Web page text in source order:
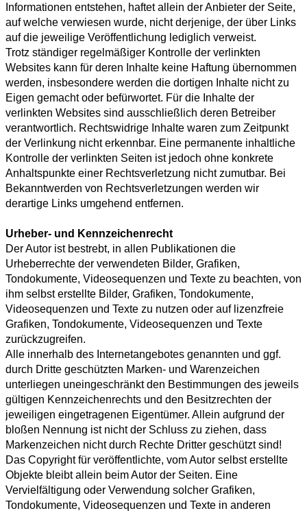
Informationen entstehen, haftet allein der Anbieter der Seite,
auf welche verwiesen wurde, nicht derjenige, der über Links
auf die jeweilige Veröffentlichung lediglich verweist.
Trotz ständiger regelmäßiger Kontrolle der verlinkten
Websites kann für deren Inhalte keine Haftung übernommen
werden, insbesondere werden die dortigen Inhalte nicht zu
Eigen gemacht oder befürwortet. Für die Inhalte der
verlinkten Websites sind ausschließlich deren Betreiber
verantwortlich. Rechtswidrige Inhalte waren zum Zeitpunkt
der Verlinkung nicht erkennbar. Eine permanente inhaltliche
Kontrolle der verlinkten Seiten ist jedoch ohne konkrete
Anhaltspunkte einer Rechtsverletzung nicht zumutbar. Bei
Bekanntwerden von Rechtsverletzungen werden wir
derartige Links umgehend entfernen.
Urheber- und Kennzeichenrecht
Der Autor ist bestrebt, in allen Publikationen die
Urheberrechte der verwendeten Bilder, Grafiken,
Tondokumente, Videosequenzen und Texte zu beachten, von
ihm selbst erstellte Bilder, Grafiken, Tondokumente,
Videosequenzen und Texte zu nutzen oder auf lizenzfreie
Grafiken, Tondokumente, Videosequenzen und Texte
zurückzugreifen.
Alle innerhalb des Internetangebotes genannten und ggf.
durch Dritte geschützten Marken- und Warenzeichen
unterliegen uneingeschränkt den Bestimmungen des jeweils
gültigen Kennzeichenrechts und den Besitzrechten der
jeweiligen eingetragenen Eigentümer. Allein aufgrund der
bloßen Nennung ist nicht der Schluss zu ziehen, dass
Markenzeichen nicht durch Rechte Dritter geschützt sind!
Das Copyright für veröffentlichte, vom Autor selbst erstellte
Objekte bleibt allein beim Autor der Seiten. Eine
Vervielfältigung oder Verwendung solcher Grafiken,
Tondokumente, Videosequenzen und Texte in anderen